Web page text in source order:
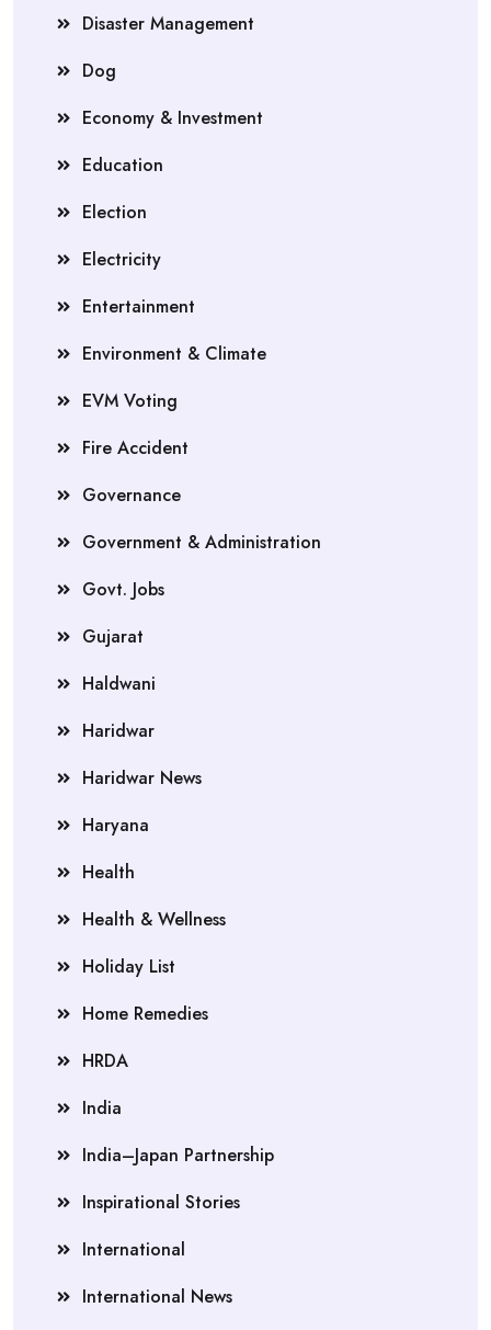
Disaster Management
Dog
Economy & Investment
Education
Election
Electricity
Entertainment
Environment & Climate
EVM Voting
Fire Accident
Governance
Government & Administration
Govt. Jobs
Gujarat
Haldwani
Haridwar
Haridwar News
Haryana
Health
Health & Wellness
Holiday List
Home Remedies
HRDA
India
India–Japan Partnership
Inspirational Stories
International
International News